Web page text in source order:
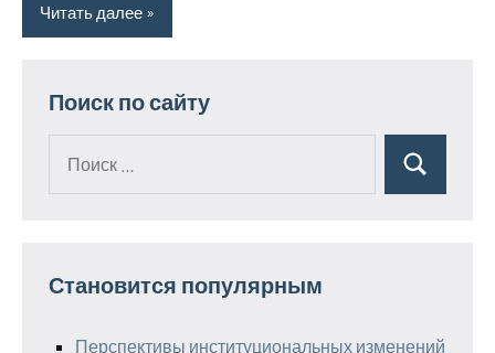
Читать далее
Поиск по сайту
Поиск
Становится популярным
Перспективы институциональных изменений